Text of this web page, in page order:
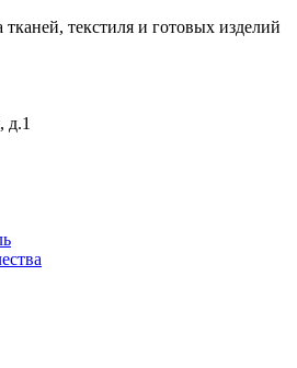
текстиля и готовых изделий
д.1